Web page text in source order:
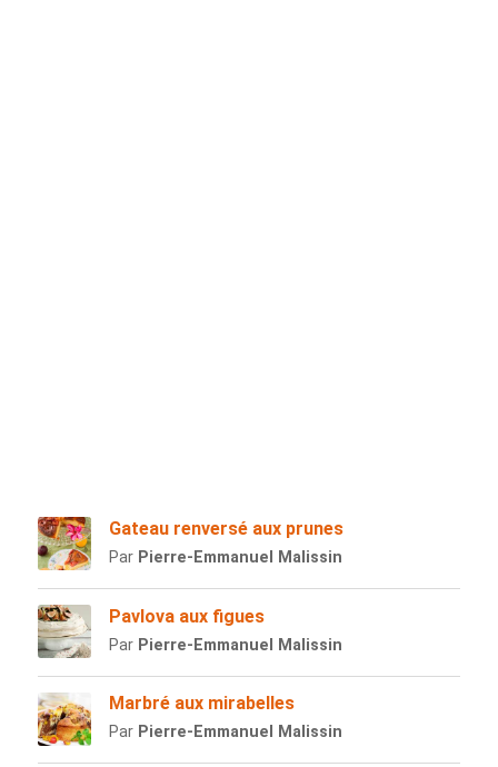
Gateau renversé aux prunes
Par Pierre-Emmanuel Malissin
Pavlova aux figues
Par Pierre-Emmanuel Malissin
Marbré aux mirabelles
Par Pierre-Emmanuel Malissin